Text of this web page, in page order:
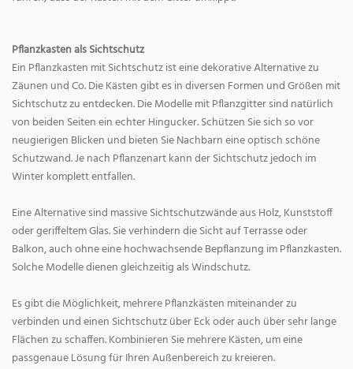
Pflanzkasten als Sichtschutz
Ein Pflanzkasten mit Sichtschutz ist eine dekorative Alternative zu
Zäunen und Co. Die Kästen gibt es in diversen Formen und Größen mit
Sichtschutz zu entdecken. Die Modelle mit Pflanzgitter sind natürlich
von beiden Seiten ein echter Hingucker. Schützen Sie sich so vor
neugierigen Blicken und bieten Sie Nachbarn eine optisch schöne
Schutzwand. Je nach Pflanzenart kann der Sichtschutz jedoch im
Winter komplett entfallen.
Eine Alternative sind massive Sichtschutzwände aus Holz, Kunststoff
oder geriffeltem Glas. Sie verhindern die Sicht auf Terrasse oder
Balkon, auch ohne eine hochwachsende Bepflanzung im Pflanzkasten.
Solche Modelle dienen gleichzeitig als Windschutz.
Es gibt die Möglichkeit, mehrere Pflanzkästen miteinander zu
verbinden und einen Sichtschutz über Eck oder auch über sehr lange
Flächen zu schaffen. Kombinieren Sie mehrere Kästen, um eine
passgenaue Lösung für Ihren Außenbereich zu kreieren.